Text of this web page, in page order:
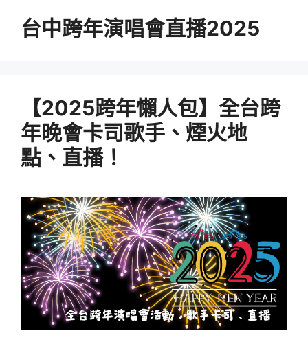
台中跨年演唱會直播2025
【2025跨年懶人包】全台跨
年晚會卡司歌手、煙火地
點、直播！